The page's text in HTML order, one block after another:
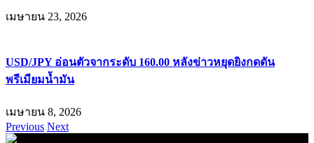
เมษายน 23, 2026
USD/JPY อ่อนตัวจากระดับ 160.00 หลังข่าวหยุดยิงกดดัน
พรีเมียมน้ำมัน
เมษายน 8, 2026
Previous Next